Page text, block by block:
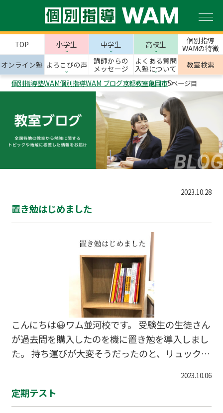
TOP 小学生 中学生 高校生
個別指導
WAMの特徴
オンライン塾 よろこびの声
講師からの
メッセージ
よくある質問
入塾について
教室検索
個別指導塾WAM個別指導WAM ブログ京都教室亀岡市5ページ目
2023.10.28
置き勉はじめました
こんにちは😀ワム並河校です。 受験生の生徒さん
が過去問を購入したのを機に置き勉を導入しまし
た。 持ち運びが大変そうだったのと、リュックも
っかけにもなるでしょう✨詳しい使い方は教室長
まで。 #亀岡市 #大井町 #千代川町 #塾 #個別指導
2023.10.06
定期テスト